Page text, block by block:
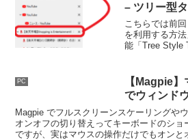
– ツリー型
こちらでは前
を利用する方
能「Tree Style
ます。
PC
【Magpie】
でウィンド
Magpie でフルスクリーンスケーリングや
オンオフの切り替えってキーボードのショ
ですが、実はマウスの操作だけでもオンと